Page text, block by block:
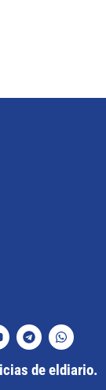
de eldiario.